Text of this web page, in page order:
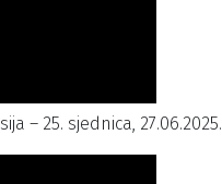
– 25. sjednica, 27.06.2025.